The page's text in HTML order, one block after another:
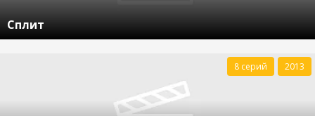
Сплит
8 серий 2013